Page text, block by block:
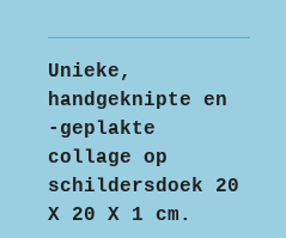
Unieke,
handgeknipte en
-geplakte
collage op
schildersdoek 20
X 20 X 1 cm.